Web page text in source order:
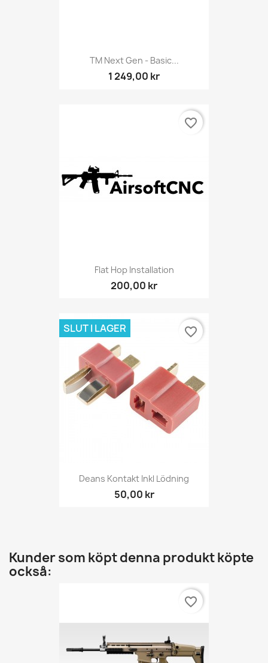
TM Next Gen - Basic...
1 249,00 kr
Flat Hop Installation
200,00 kr
favorite_border
Deans Kontakt Inkl Lödning
50,00 kr
SLUT I LAGER favorite_border
Kunder som köpt denna produkt köpte
också:
favorite_border